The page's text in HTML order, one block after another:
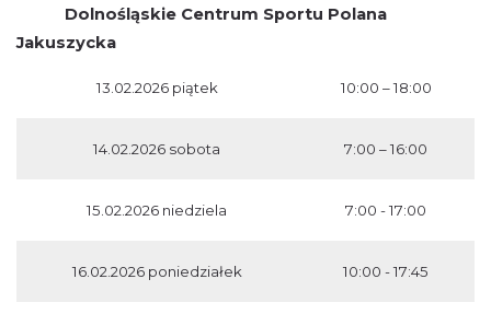
Dolnośląskie Centrum Sportu Polana
Jakuszycka
13.02.2026 piątek 10:00 – 18:00
14.02.2026 sobota 7:00 – 16:00
15.02.2026 niedziela 7:00 - 17:00
16.02.2026 poniedziałek 10:00 - 17:45